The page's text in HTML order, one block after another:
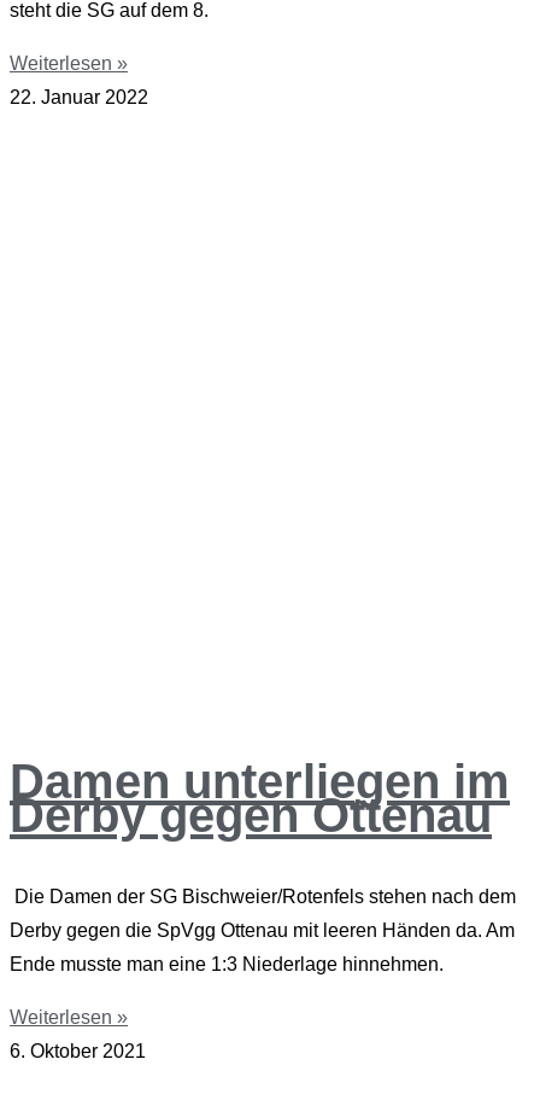
steht die SG auf dem 8.
Weiterlesen »
22. Januar 2022
Damen unterliegen im
Derby gegen Ottenau
Die Damen der SG Bischweier/Rotenfels stehen nach dem
Derby gegen die SpVgg Ottenau mit leeren Händen da. Am
Ende musste man eine 1:3 Niederlage hinnehmen.
Weiterlesen »
6. Oktober 2021